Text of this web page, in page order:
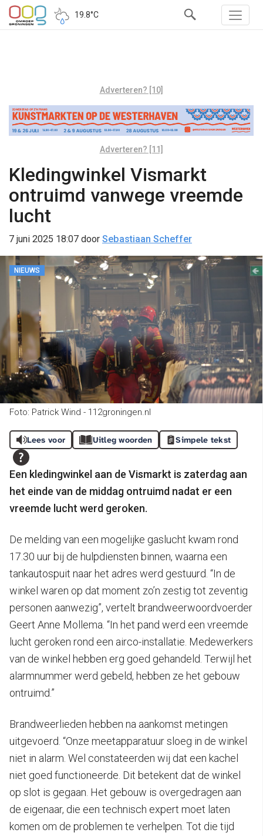
19.8°C
Adverteren? [10]
Adverteren? [11]
Kledingwinkel Vismarkt
ontruimd vanwege vreemde
lucht
7 juni 2025 18:07 door Sebastiaan Scheffer
NIEUWS
Foto: Patrick Wind - 112groningen.nl
Lees voor Uitleg woorden Simpele tekst
Een kledingwinkel aan de Vismarkt is zaterdag aan
het einde van de middag ontruimd nadat er een
vreemde lucht werd geroken.
De melding van een mogelijke gaslucht kwam rond
17.30 uur bij de hulpdiensten binnen, waarna een
tankautospuit naar het adres werd gestuurd. “In de
winkel waren op dat moment zo’n zestig tot zeventig
personen aanwezig”, vertelt brandweerwoordvoerder
Geert Anne Mollema. “In het pand werd een vreemde
lucht geroken rond een airco-installatie. Medewerkers
van de winkel hebben erg goed gehandeld. Terwijl het
alarmnummer werd gebeld, hebben ze het gebouw
ontruimd.”
Brandweerlieden hebben na aankomst metingen
uitgevoerd. “Onze meetapparatuur sloeg in de winkel
niet in alarm. Wel constateerden wij dat een kachel
niet goed functioneerde. Dit betekent dat de winkel
op slot is gegaan. Het gebouw is overgedragen aan
de eigenaar, die een technisch expert moet laten
komen om de problemen te verhelpen. Tot die tijd